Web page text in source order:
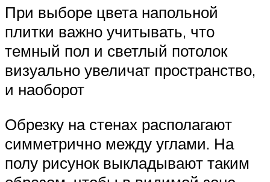
При выборе цвета напольной
плитки важно учитывать, что
темный пол и светлый потолок
визуально увеличат пространство,
и наоборот
Обрезку на стенах располагают
симметрично между углами. На
полу рисунок выкладывают таким